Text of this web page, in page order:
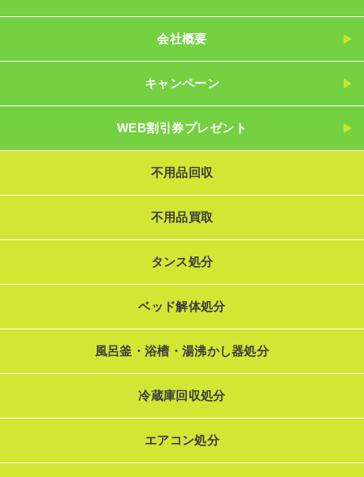
会社概要
キャンペーン
WEB割引券プレゼント
不用品回収
不用品買取
タンス処分
ベッド解体処分
風呂釜・浴槽・湯沸かし器処分
冷蔵庫回収処分
エアコン処分